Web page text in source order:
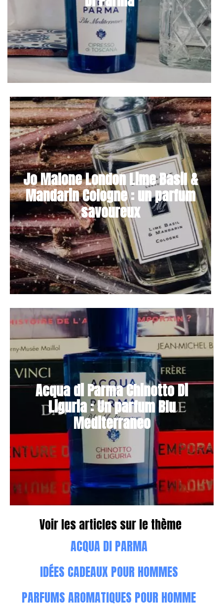
Jo Malone London Lime Basil &
Mandarin Cologne : un parfum
savoureux
Acqua di Parma Chinotto Di
Liguria : Un parfum Blu
Mediterraneo
Voir les articles sur le thème
ACQUA DI PARMA
IDÉES CADEAUX POUR HOMMES
PARFUMS AROMATIQUES POUR HOMME